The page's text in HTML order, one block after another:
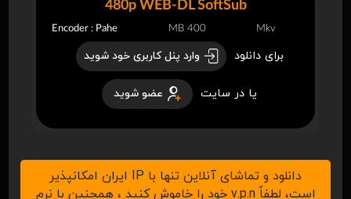
برای دانلود وارد پنل کاربری خود شوید
یا در سایت عضو شوید
480p WEB-DL SoftSub
Encoder : Pahe 400 MB Mkv
دانلود و تماشای آنلاین تنها با IP ایران امکانپذیر
است، لطفاً v.p.n خود را خاموش کنید ، همچنین با نرم